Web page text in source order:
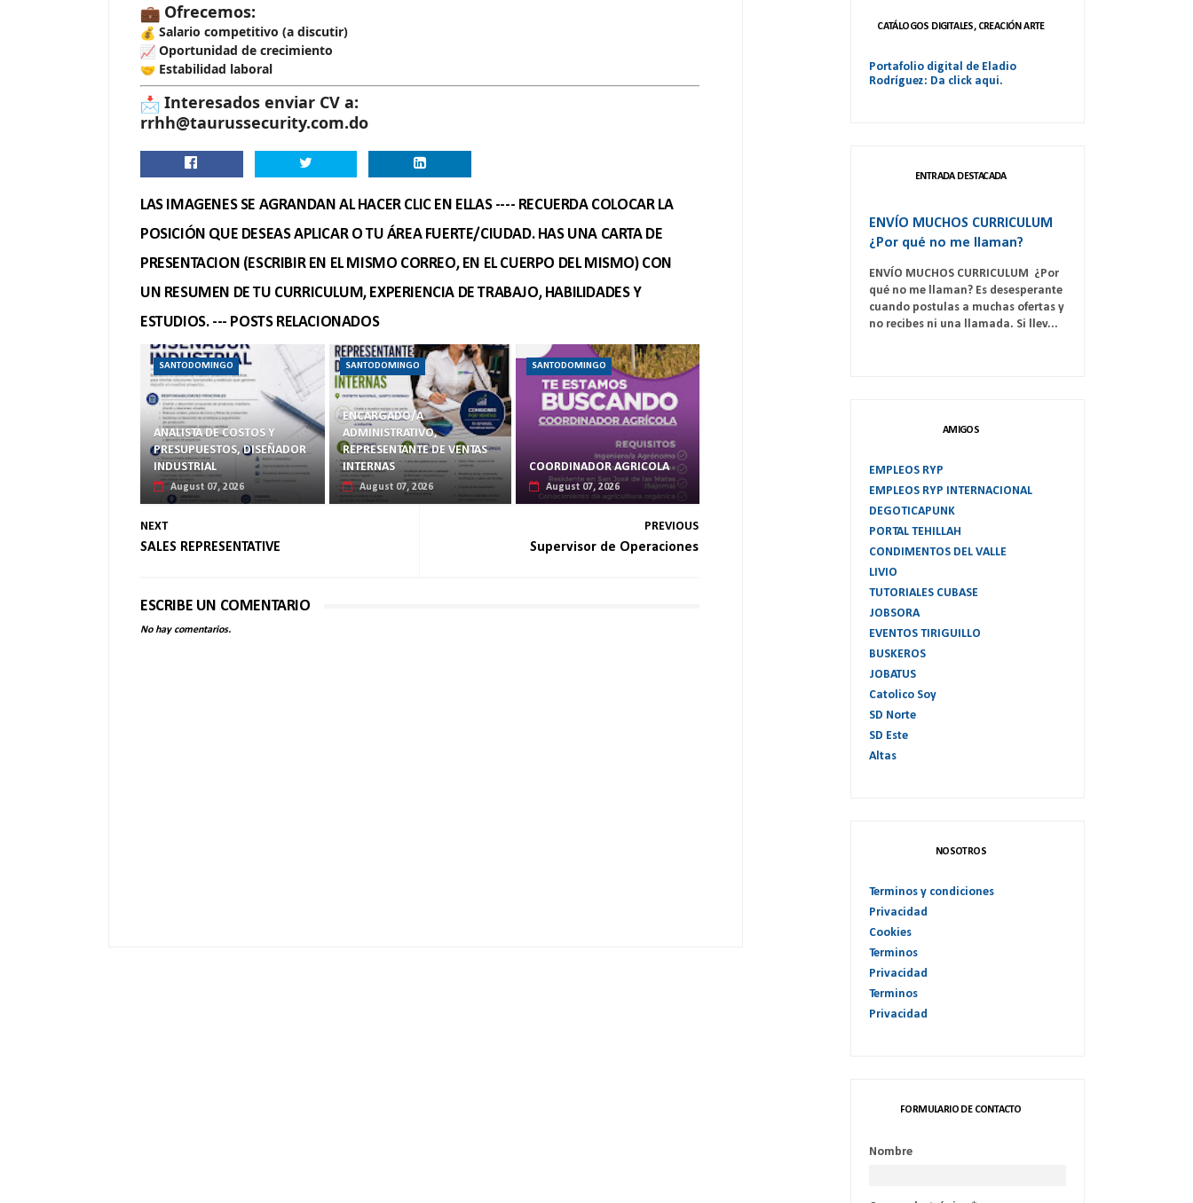
Ofrecemos:
Salario competitivo (a discutir)
Oportunidad de crecimiento
Estabilidad laboral
Interesados enviar CV a:
rrhh@taurussecurity.com.do
LAS IMAGENES SE AGRANDAN AL HACER CLIC EN ELLAS ---- RECUERDA COLOCAR LA
POSICIÓN QUE DESEAS APLICAR O TU ÁREA FUERTE/CIUDAD. HAS UNA CARTA DE
PRESENTACION (ESCRIBIR EN EL MISMO CORREO, EN EL CUERPO DEL MISMO) CON
UN RESUMEN DE TU CURRICULUM, EXPERIENCIA DE TRABAJO, HABILIDADES Y
ESTUDIOS. --- POSTS RELACIONADOS
SANTODOMINGO
ANALISTA DE COSTOS Y
PRESUPUESTOS, DISEÑADOR
INDUSTRIAL
August 07, 2026
SANTODOMINGO
ENCARGADO/A
ADMINISTRATIVO,
REPRESENTANTE DE VENTAS
INTERNAS
August 07, 2026
SANTODOMINGO
COORDINADOR AGRICOLA
August 07, 2026
NEXT
SALES REPRESENTATIVE
PREVIOUS
Supervisor de Operaciones
ESCRIBE UN COMENTARIO
No hay comentarios.
CATÁLOGOS DIGITALES, CREACIÓN ARTE
Portafolio digital de Eladio
Rodríguez: Da click aqui.
ENTRADA DESTACADA
ENVÍO MUCHOS CURRICULUM
¿Por qué no me llaman?
ENVÍO MUCHOS CURRICULUM ¿Por
qué no me llaman? Es desesperante
cuando postulas a muchas ofertas y
no recibes ni una llamada. Si llev...
AMIGOS
EMPLEOS RYP
EMPLEOS RYP INTERNACIONAL
DEGOTICAPUNK
PORTAL TEHILLAH
CONDIMENTOS DEL VALLE
LIVIO
TUTORIALES CUBASE
JOBSORA
EVENTOS TIRIGUILLO
BUSKEROS
JOBATUS
Catolico Soy
SD Norte
SD Este
Altas
NOSOTROS
Terminos y condiciones
Privacidad
Cookies
Terminos
Privacidad
Terminos
Privacidad
FORMULARIO DE CONTACTO
Nombre